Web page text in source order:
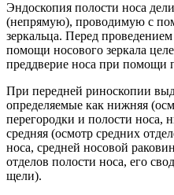
Эндоскопия полости носа
(непрямую), проводимую с
зеркальца. Перед
помощи носового зеркала
преддверие носа при помощи
При передней риноскопии
определяемые как нижняя
перегородки и полости носа,
средняя (осмотр средних
носа, средней носовой
отделов полости носа, его
щели).